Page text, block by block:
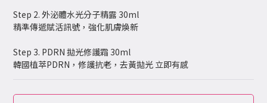
Step 2. 外泌體水光分子精露 30ml
精準傳遞賦活訊號，強化肌膚煥新
Step 3. PDRN 拋光修護霜 30ml
韓國植萃PDRN，修護抗老，去黃拋光 立即有感